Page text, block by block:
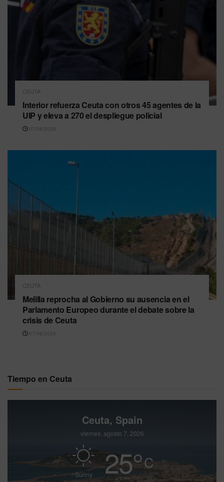
CEUTA
Interior refuerza Ceuta con otros 45 agentes de la
UIP y eleva a 270 el despliegue policial
07/08/2026
CEUTA
Melilla reprocha al Gobierno su ausencia en el
Parlamento Europeo durante el debate sobre la
crisis de Ceuta
07/08/2026
Tiempo en Ceuta
Ceuta, Spain
viernes, agosto 7, 2026
Sunny 25°C